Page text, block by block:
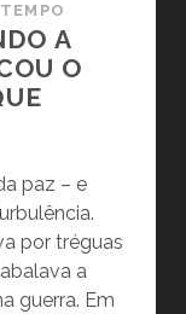
A
O
paz – e
por tréguas
a
guerra. Em